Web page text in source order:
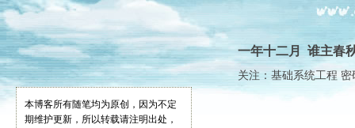
一年十二月 谁主春
关注：基础系统工程
本博客所有随笔均为原创，因为不定
期维护更新，所以转载请注明出处，